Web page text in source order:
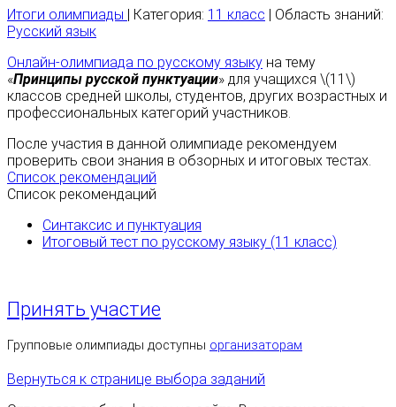
Итоги олимпиады
| Категория: 11 класс | Область знаний:
Русский язык
Онлайн-олимпиада по русскому языку на тему
«Принципы русской пунктуации» для учащихся \(11\)
классов средней школы, студентов, других возрастных и
профессиональных категорий участников.
После участия в данной олимпиаде рекомендуем
проверить свои знания в обзорных и итоговых тестах.
Список рекомендаций
Список рекомендаций
Синтаксис и пунктуация
Итоговый тест по русскому языку (11 класс)
Принять участие
Групповые олимпиады доступны организаторам
Вернуться к странице выбора заданий